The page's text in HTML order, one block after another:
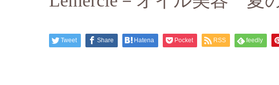
Tweet Share Hatena Pocket RSS feedly